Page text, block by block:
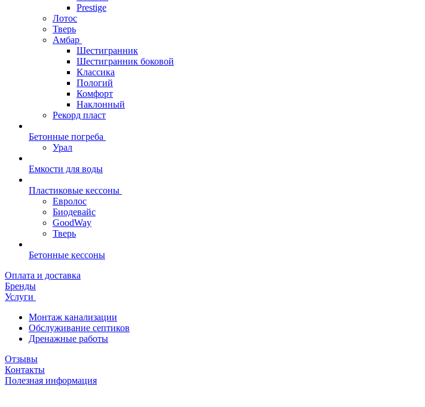
Prestige
Лотос
Тверь
Амбар
Шестигранник
Шестигранник боковой
Классика
Пологий
Комфорт
Наклонный
Рекорд пласт
Бетонные погреба
Урал
Емкости для воды
Пластиковые кессоны
Евролос
Биодевайс
GoodWay
Тверь
Бетонные кессоны
Оплата и доставка
Бренды
Услуги
Монтаж канализации
Обслуживание септиков
Дренажные работы
Отзывы
Контакты
Полезная информация